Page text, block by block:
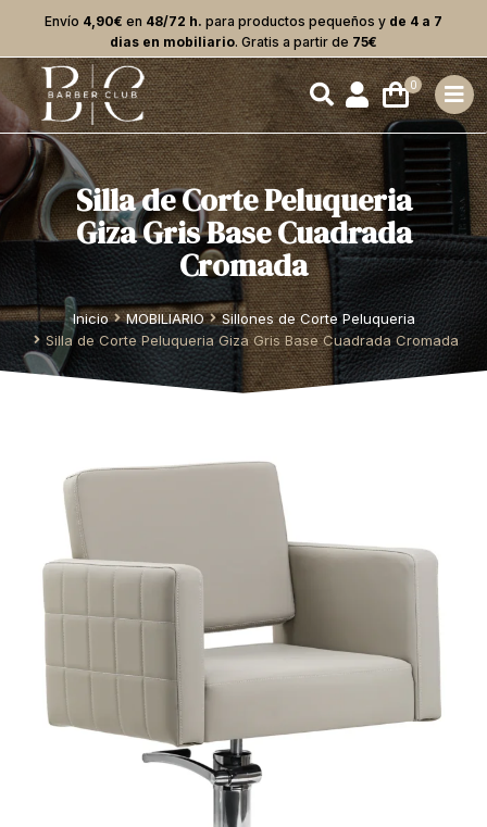
Envío 4,90€ en 48/72 h. para productos pequeños y de 4 a 7
dias en mobiliario. Gratis a partir de 75€
Silla de Corte Peluqueria
Giza Gris Base Cuadrada
Cromada
Estás aquí:
Inicio MOBILIARIO
Sillones de Corte Peluqueria
Silla de Corte Peluqueria Giza Gris Base Cuadrada Cromada